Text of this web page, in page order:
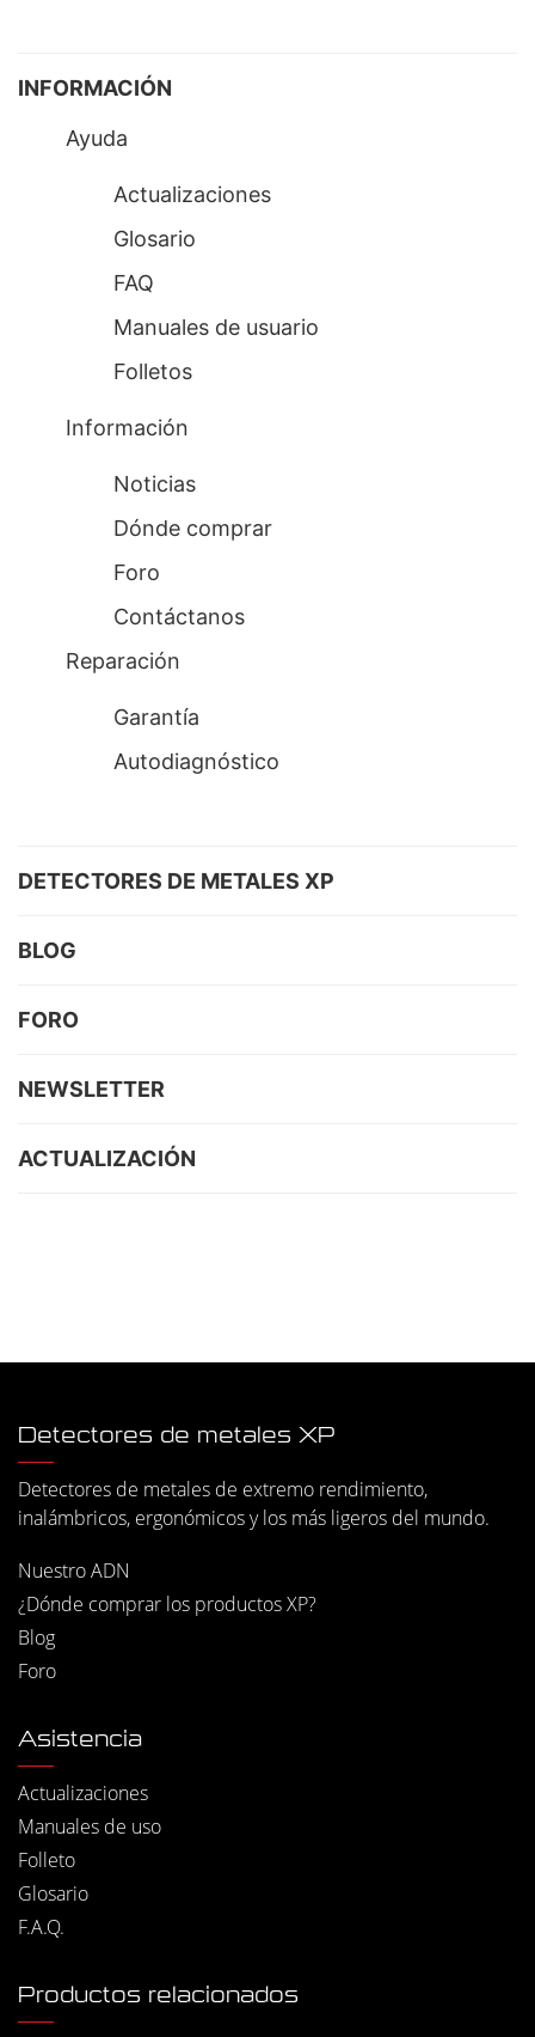
INFORMACIÓN
Ayuda
Actualizaciones
Glosario
FAQ
Manuales de usuario
Folletos
Información
Noticias
Dónde comprar
Foro
Contáctanos
Reparación
Garantía
Autodiagnóstico
DETECTORES DE METALES XP
BLOG
FORO
NEWSLETTER
ACTUALIZACIÓN
Detectores de metales XP
Detectores de metales de extremo rendimiento,
inalámbricos, ergonómicos y los más ligeros del mundo.
Nuestro ADN
¿Dónde comprar los productos XP?
Blog
Foro
Asistencia
Actualizaciones
Manuales de uso
Folleto
Glosario
F.A.Q.
Productos relacionados